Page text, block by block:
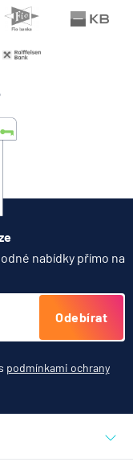
stres: nové
podvodníků
Banka spouští
vklad 4,33 %
měsíců
vykládat výsledky
testů ČNB
nabídky přímo na
Odebírat
podmínkami ochrany